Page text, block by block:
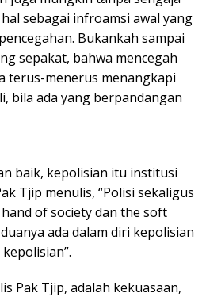
sebagai infroamsi awal yang
Bukankah sampai
sepakat, bahwa mencegah
terus-menerus menangkapi
bila ada yang berpandangan
baik, kepolisian itu institusi
Tjip menulis, “Polisi sekaligus
of society dan the soft
ada dalam diri kepolisian
Pak Tjip, adalah kekuasaan,